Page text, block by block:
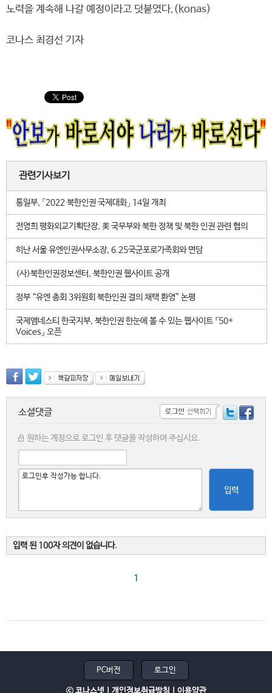
노력을 계속해 나갈 예정이라고 덧붙였다.(konas)
코나스 최경선 기자
관련기사보기
통일부, 「2022 북한인권 국제대화」 14일 개최
전영희 평화외교기획단장, 美 국무부와 북한 정책 및 북한 인권 관련 협의
히난 서울 유엔인권사무소장, 6.25국군포로가족회와 면담
(사)북한인권정보센터, 북한인권 웹사이트 공개
정부 “유엔 총회 3위원회 북한인권 결의 채택 환영” 논평
국제앰네스티 한국지부, 북한인권 한눈에 볼 수 있는 웹사이트 『50+
Voices』 오픈
소셜댓글
원하는 계정으로 로그인 후 댓글을 작성하여 주십시요.
입력
입력 된 100자 의견이 없습니다.
1
PC버전 로그인
ⓒ 코나스넷 | 개인정보취급방침 이용약관